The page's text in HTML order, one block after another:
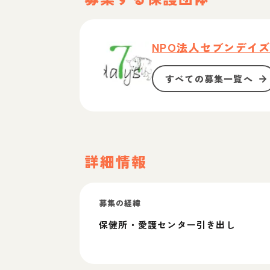
NPO法人セブンデイズ
すべての募集一覧へ
詳細情報
募集の経緯
保健所・愛護センター引き出し